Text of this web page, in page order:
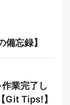
備忘録】
業完了し
Git Tips!】